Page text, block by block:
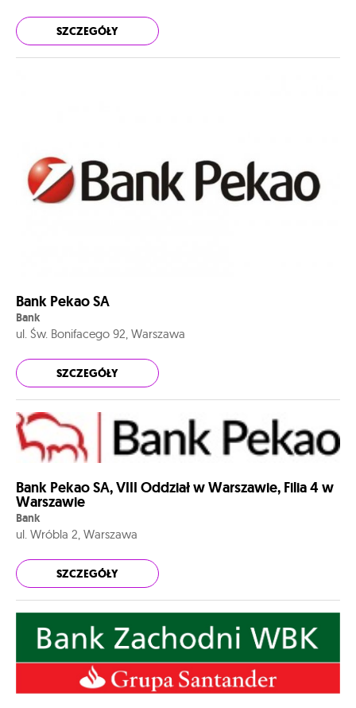
SZCZEGÓŁY
Bank Pekao SA
Bank
ul. Św. Bonifacego 92, Warszawa
SZCZEGÓŁY
Bank Pekao SA, VIII Oddział w Warszawie, Filia 4 w
Warszawie
Bank
ul. Wróbla 2, Warszawa
SZCZEGÓŁY